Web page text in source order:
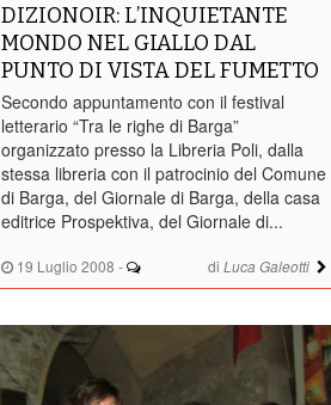
19 Luglio 2008 - di Luca Galeotti
DIZIONOIR: L’INQUIETANTE
MONDO NEL GIALLO DAL
PUNTO DI VISTA DEL FUMETTO
Secondo appuntamento con il festival
letterario “Tra le righe di Barga”
organizzato presso la Libreria Poli, dalla
stessa libreria con il patrocinio del Comune
di Barga, del Giornale di Barga, della casa
editrice Prospektiva, del Giornale di...